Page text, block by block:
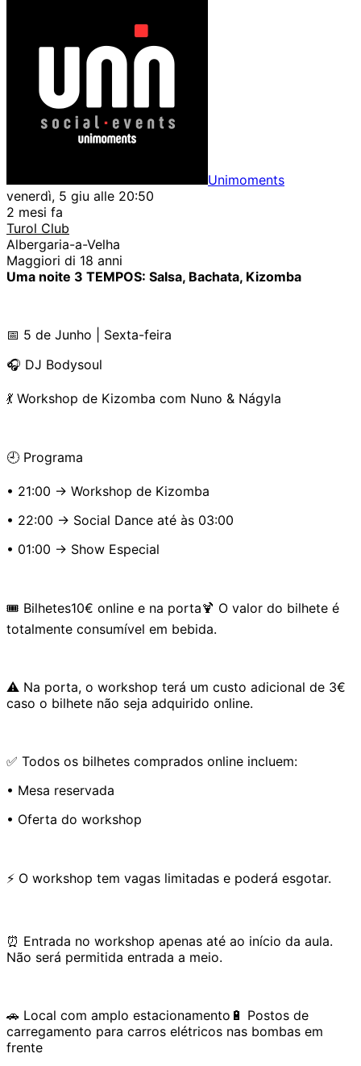
Unimoments
venerdì, 5 giu alle 20:50
2 mesi fa
Turol Club
Albergaria-a-Velha
Maggiori di 18 anni
Uma noite 3 TEMPOS: Salsa, Bachata, Kizomba
📅 5 de Junho | Sexta-feira
🎧 DJ Bodysoul
💃 Workshop de Kizomba com Nuno & Nágyla
🕘 Programa
• 21:00 → Workshop de Kizomba
• 22:00 → Social Dance até às 03:00
• 01:00 → Show Especial
🎟️ Bilhetes10€ online e na porta🍹 O valor do bilhete é
totalmente consumível em bebida.
⚠️ Na porta, o workshop terá um custo adicional de 3€
caso o bilhete não seja adquirido online.
✅ Todos os bilhetes comprados online incluem:
• Mesa reservada
• Oferta do workshop
⚡ O workshop tem vagas limitadas e poderá esgotar.
⏰ Entrada no workshop apenas até ao início da aula.
Não será permitida entrada a meio.
🚗 Local com amplo estacionamento🔋 Postos de
carregamento para carros elétricos nas bombas em
frente